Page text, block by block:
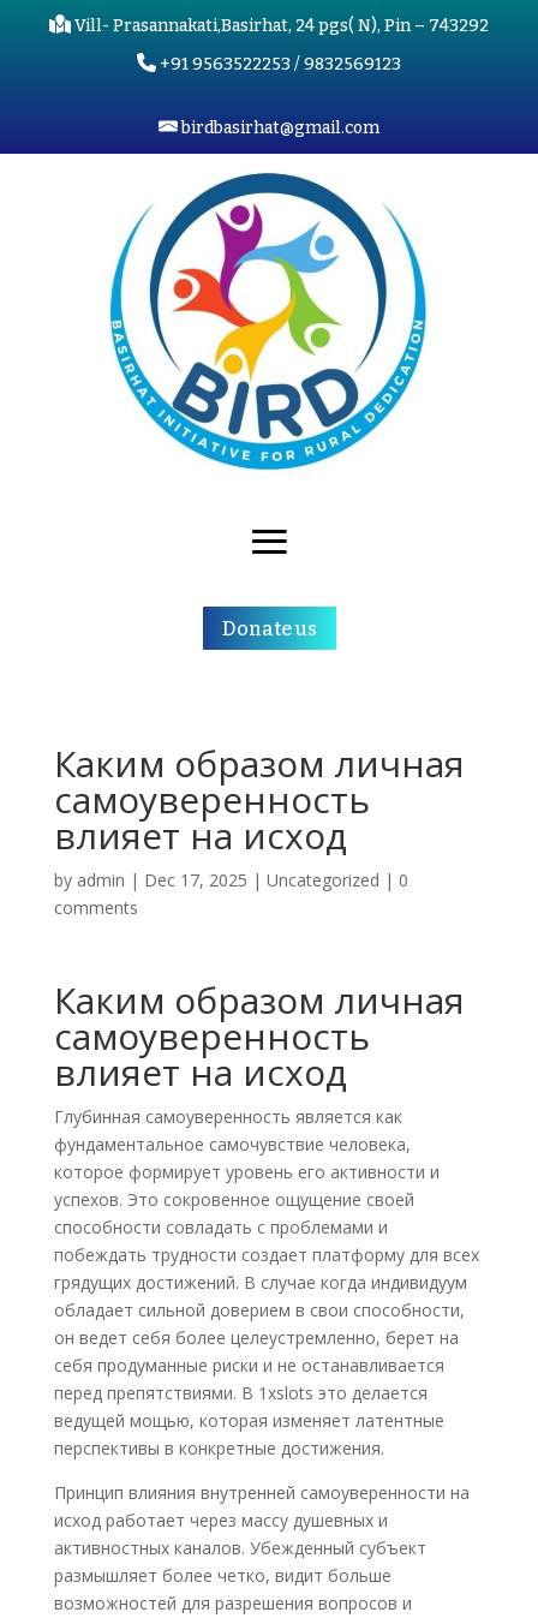
Vill- Prasannakati,Basirhat, 24 pgs( N), Pin – 743292
+91 9563522253 / 9832569123
birdbasirhat@gmail.com
Donate us
Каким образом личная
самоуверенность
влияет на исход
by admin | Dec 17, 2025 | Uncategorized | 0
comments
Каким образом личная
самоуверенность
влияет на исход
Глубинная самоуверенность является как
фундаментальное самочувствие человека,
которое формирует уровень его активности и
успехов. Это сокровенное ощущение своей
способности совладать с проблемами и
побеждать трудности создает платформу для всех
грядущих достижений. В случае когда индивидуум
обладает сильной доверием в свои способности,
он ведет себя более целеустремленно, берет на
себя продуманные риски и не останавливается
перед препятствиями. В 1xslots это делается
ведущей мощью, которая изменяет латентные
перспективы в конкретные достижения.
Принцип влияния внутренней самоуверенности на
исход работает через массу душевных и
активностных каналов. Убежденный субъект
размышляет более четко, видит больше
возможностей для разрешения вопросов и